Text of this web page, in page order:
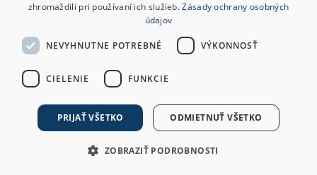
zhromaždili pri používaní ich služieb.Zásady ochrany osobných
údajov
NEVYHNUTNE POTREBNÉ VÝKONNOSŤ
CIELENIE FUNKCIE
PRIJAŤ VŠETKO ODMIETNUŤ VŠETKO
ZOBRAZIŤ PODROBNOSTI